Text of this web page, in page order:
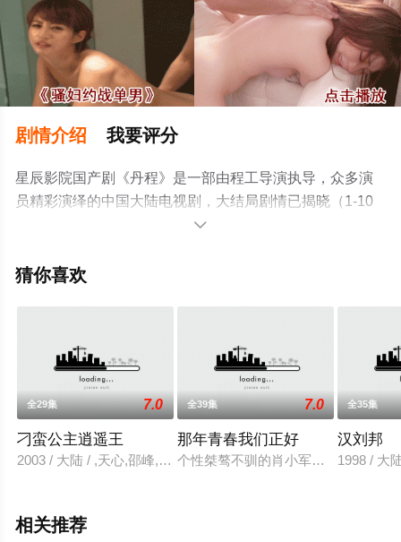
剧情介绍 我要评分
星辰影院国产剧《丹程》是一部由程工导演执导，众多演
员精彩演绎的中国大陆电视剧，大结局剧情已揭晓（1-10
全集），手机免费观看高清无删减完整版电视剧全集就上
或剧情网等平台了解。

猜你喜欢
全29集 7.0
刁蛮公主逍遥王
2003 / 大陆 / ,天心,邵峰,午马,李丁,王冰,刘佩琦
全39集 7.0
那年青春我们正好
个性桀骜不驯的肖小军（郑恺 饰）
全35集
汉刘邦
1998 / 大
相关推荐